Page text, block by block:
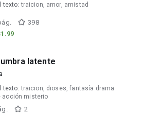
texto:traicion, amor, amistad
398
latente
texto:traicion, dioses, fantasía drama
acción misterio
2